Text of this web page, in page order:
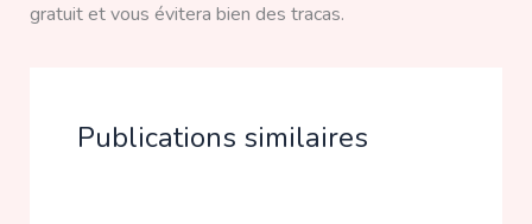
gratuit et vous évitera bien des tracas.
Publications similaires